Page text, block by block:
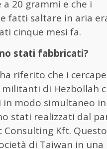
20 grammi e che i
fatti saltare in aria
cinque mesi fa.
stati fabbricati?
riferito che i
di Hezbollah
in modo simultaneo
stati realizzati dal
Consulting Kft.
di Taiwan in una